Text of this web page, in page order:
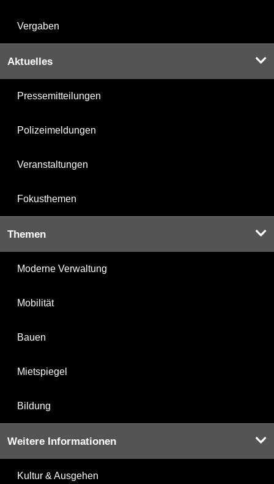
Vergaben
Aktuelles
Pressemitteilungen
Polizeimeldungen
Veranstaltungen
Fokusthemen
Themen
Moderne Verwaltung
Mobilität
Bauen
Mietspiegel
Bildung
Weitere Informationen
Kultur & Ausgehen